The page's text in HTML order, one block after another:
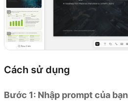
Cách sử dụng
Bước 1: Nhập prompt của bạn